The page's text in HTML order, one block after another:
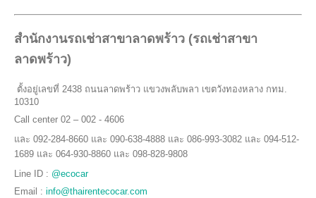
สำนักงานรถเช่าสาขาลาดพร้าว (รถเช่าสาขา
ลาดพร้าว)
ตั้งอยู่เลขที่ 2438 ถนนลาดพร้าว แขวงพลับพลา เขตวังทองหลาง กทม.
10310
Call center 02 – 002 - 4606
และ 092-284-8660 และ 090-638-4888 และ 086-993-3082 และ 094-512-
1689 และ 064-930-8860 และ 098-828-9808
Line ID : @ecocar
Email : info@thairentecocar.com